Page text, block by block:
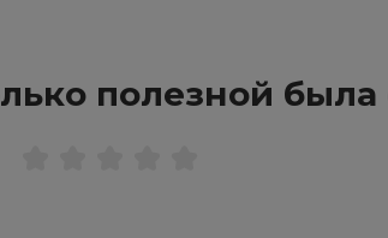
полезной была